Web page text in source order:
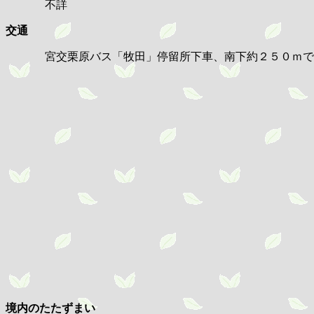
不詳
交通
宮交栗原バス「牧田」停留所下車、南下約２５０ｍ
境内のたたずまい